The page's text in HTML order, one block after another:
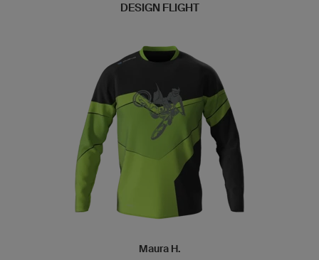
DESIGN FLIGHT
Maura H.